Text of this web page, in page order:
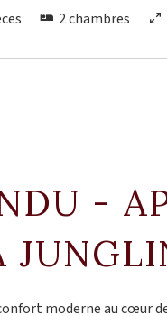
2 chambres
-
moderne au cœur